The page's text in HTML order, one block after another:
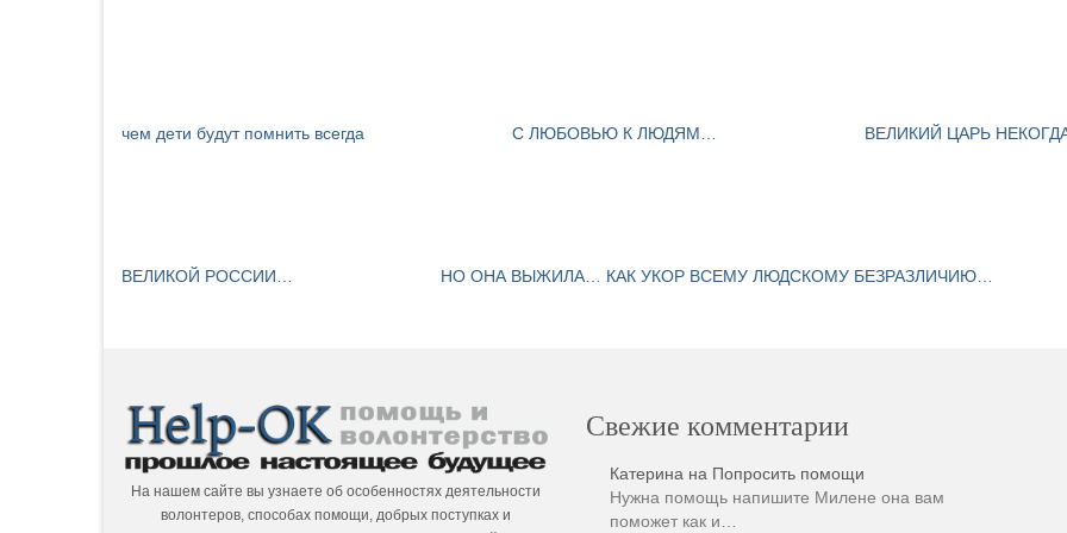
чем дети будут помнить всегда С ЛЮБОВЬЮ К ЛЮДЯМ… ВЕЛИКИЙ ЦАРЬ
ВЕЛИКОЙ РОССИИ… НО ОНА ВЫЖИЛА… КАК УКОР ВСЕМУ ЛЮДСКОМУ БЕЗРАЗЛИЧИЮ…
На нашем сайте вы узнаете об особенностях деятельности
волонтеров, способах помощи, добрых поступках и
Свежие комментарии
Катерина на Попросить помощи
Нужна помощь напишите Милене она вам
поможет как и…